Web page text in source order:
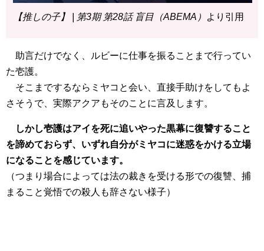
【推しの子】 | 第3期 第28話 盲目（ABEMA） より引用
助言だけでなく、ルビーに仕事を振ることまで行ってい
た壱護。
そこまでするならミヤコと会い、直接手助けをしてもよ
さそうで、実際アクアもそのことに言及します。
しかし壱護はアイを死に追いやった黒幕に復讐すること
を諦めておらず、いずれ自分がミヤコに迷惑をかける立場
になることを感じています。
（つまり場合によっては法の裁きを受ける形での復讐、捕
まること覚悟での殺人も辞さない様子）